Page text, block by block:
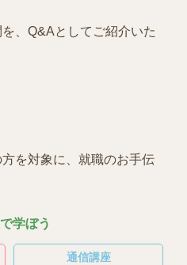
、Q&Aとしてご紹介いた
を対象に、就職のお手伝
学ぼう
通信講座